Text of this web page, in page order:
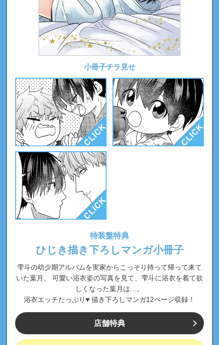
小冊子チラ見せ
特装盤特典
ひじき描き下ろしマンガ小冊子
雫斗の幼少期アルバムを実家からこっそり持って帰って来て
いた葉月。 可愛い浴衣姿の写真を見て、雫斗に浴衣を着て欲
しくなった葉月は…。
浴衣エッチたっぷり♥ 描き下ろしマンガ12ページ収録！
店舗特典